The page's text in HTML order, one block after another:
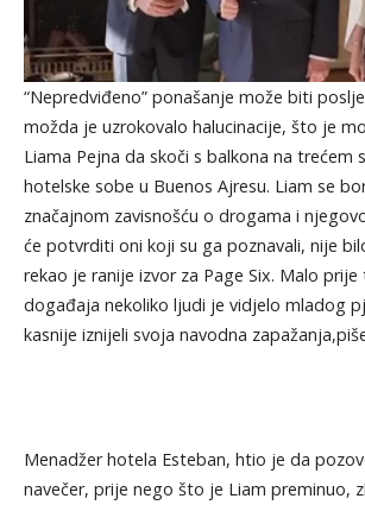
“Nepredviđeno” ponašanje može biti
možda je uzrokovalo halucinacije, što je
Liama Pejna da skoči s balkona na trećem
hotelske sobe u Buenos Ajresu. Liam se
značajnom zavisnošću o drogama i
će potvrditi oni koji su ga poznavali, nije
rekao je ranije izvor za Page Six. Malo
događaja nekoliko ljudi je vidjelo mladog
kasnije iznijeli svoja navodna
Menadžer hotela Esteban, htio je da
navečer, prije nego što je Liam preminuo,